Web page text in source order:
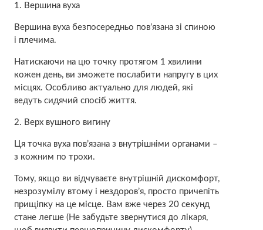
1. Вершина вуха
Вершина вуха безпосередньо пов’язана зі спиною
і плечима.
Натискаючи на цю точку протягом 1 хвилини
кожен день, ви зможете послабити напругу в цих
місцях. Особливо актуально для людей, які
ведуть сидячий спосіб життя.
2. Верх вушного вигину
Ця точка вуха пов’язана з внутрішніми opганами –
з кожним по трохи.
Тому, якщо ви відчуваєте внутрішній дискомфорт,
незрозумілу втому і нездoров’я, просто причепіть
прищіпку на це місце. Вам вже через 20 секунд
стане легше (Не забудьте звернутися до лiкаря,